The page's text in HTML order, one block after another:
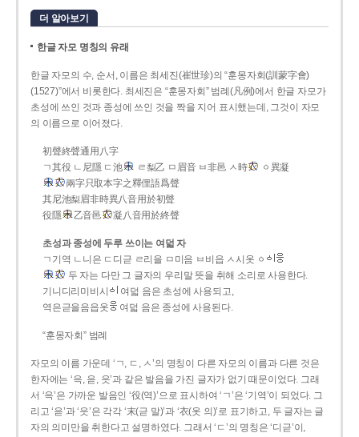
더 알아보기
한글 자모 명칭의 유래
한글 자모의 수, 순서, 이름은 최세진(崔世珍)의 “훈몽자회(訓蒙字會)
(1527)”에서 비롯한다. 최세진은 “훈몽자회” 범례(凡例)에서 한글 자모가
초성에 쓰인 것과 종성에 쓰인 것을 짝을 지어 표시했는데, 그것이 자모
의 이름으로 이어졌다.
初聲終聲通用八字
ㄱ其役 ㄴ尼隱 ㄷ池
ㄹ梨乙 ㅁ眉音 ㅂ非邑 ㅅ時
ㆁ異凝
兩字只取本字之釋俚語爲聲
其尼池梨眉非時異八音用於初聲
役隱
乙音邑 凝八音用於終聲
초성과 종성에 두루 쓰이는 여덟 자
ㄱ기역 ㄴ니은 ㄷ디귿 ㄹ리을 ㅁ미음 ㅂ비읍 ㅅ시옷 ㆁ
두 자는 다만 그 글자의 우리말 뜻을 취해 소리로 사용한다.
기니디리미비시
여덟 음은 초성에 사용되고,
역은귿을음읍옷
여덟 음은 종성에 사용된다.
“훈몽자회” 범례
자모의 이름 가운데 ‘ㄱ, ㄷ, ㅅ’의 명칭이 다른 자모의 이름과 다른 것은
한자에는 ‘윽, 읃, 읏’과 같은 발음을 가진 글자가 없기 때문이었다. 그래
서 ‘윽’은 가까운 발음인 ‘役(역)’으로 표시하여 ‘ㄱ’은 ‘기역’이 되었다. 그
리고 ‘읃’과 ‘읏’은 각각 ‘末(귿 말)’과 ‘衣(옷 의)’로 표기하고, 두 글자는 글
자의 의미만을 취한다고 설명하였다. 그래서 ‘ㄷ’의 명칭은 ‘디귿’이,